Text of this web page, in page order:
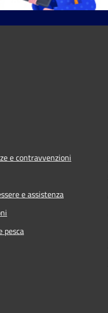
e contravvenzioni
e assistenza
pesca